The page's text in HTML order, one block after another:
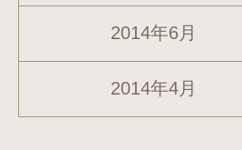
2014年6月
2014年4月